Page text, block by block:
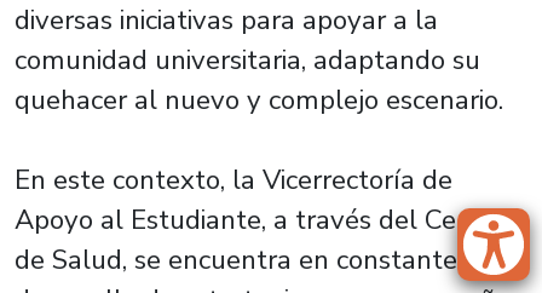
diversas iniciativas para apoyar a la
comunidad universitaria, adaptando su
quehacer al nuevo y complejo escenario.
En este contexto, la Vicerrectoría de
Apoyo al Estudiante, a través del Centro
de Salud, se encuentra en constante